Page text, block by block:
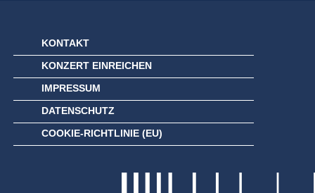
KONTAKT
KONZERT EINREICHEN
IMPRESSUM
DATENSCHUTZ
COOKIE-RICHTLINIE (EU)